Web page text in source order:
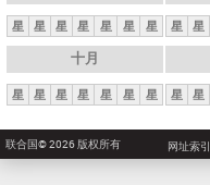
星 星 星 星 星 星 星 星 星
十月
星 星 星 星 星 星 星 星 星
联合国© 2026 版权所有 网址索引